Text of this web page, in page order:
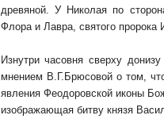
древяной. У Николая по
Флора и Лавра, святого
Изнутри часовня сверху
мнением В.Г.Брюсовой о том,
явления Феодоровской иконы
изображающая битву князя